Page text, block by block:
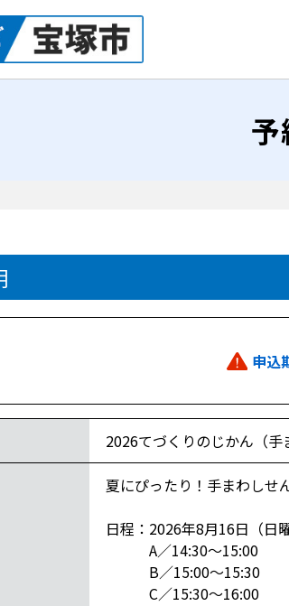
予
申込
2026てづくりのじかん（手
夏にぴったり！手まわし
日程：2026年8月16日（日曜
A／14:30～15:00
B／15:00～15:30
C／15:30～16:00